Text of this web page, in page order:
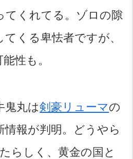
てくれてる。ゾロの隙
くる卑怯者ですが、
性も。
鬼丸は剣豪リューマの
報が判明。どうやら
らしく、黄金の国と